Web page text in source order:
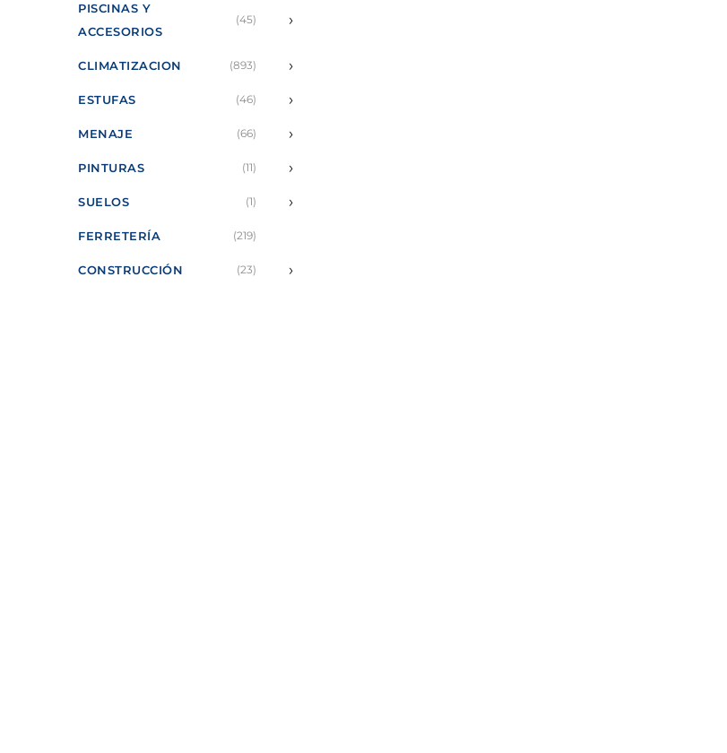
PISCINAS Y
ACCESORIOS
(45) ›
CLIMATIZACION (893) ›
ESTUFAS (46) ›
MENAJE (66) ›
PINTURAS (11) ›
SUELOS (1) ›
FERRETERÍA (219)
CONSTRUCCIÓN (23) ›